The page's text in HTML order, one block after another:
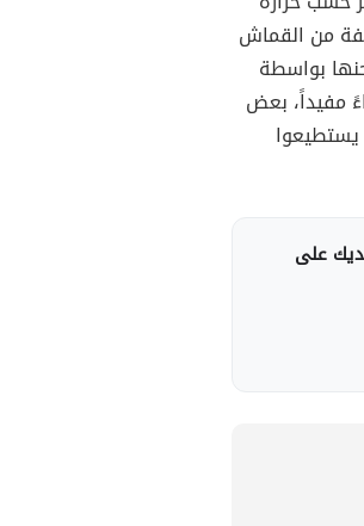
من القماش
بواسطة
مفيداً، بعض
على